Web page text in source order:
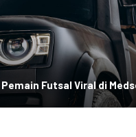
Futsal Viral di